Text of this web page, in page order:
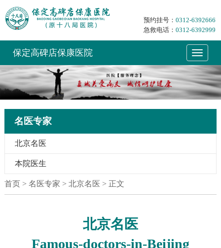
预约挂号： 0312-6392666
急救电话： 0312-6392999
保定高碑店保康医院
名医专家
北京名医
本院医生
首页> 名医专家 > 北京名医 > 正文
北京名医
Famous-doctors-in-Beijing